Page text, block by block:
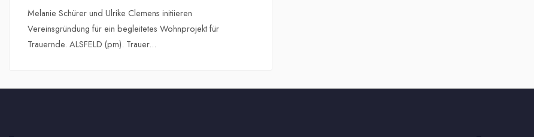
Melanie Schürer und Ulrike Clemens initiieren
Vereinsgründung für ein begleitetes Wohnprojekt für
Trauernde. ALSFELD (pm). Trauer...